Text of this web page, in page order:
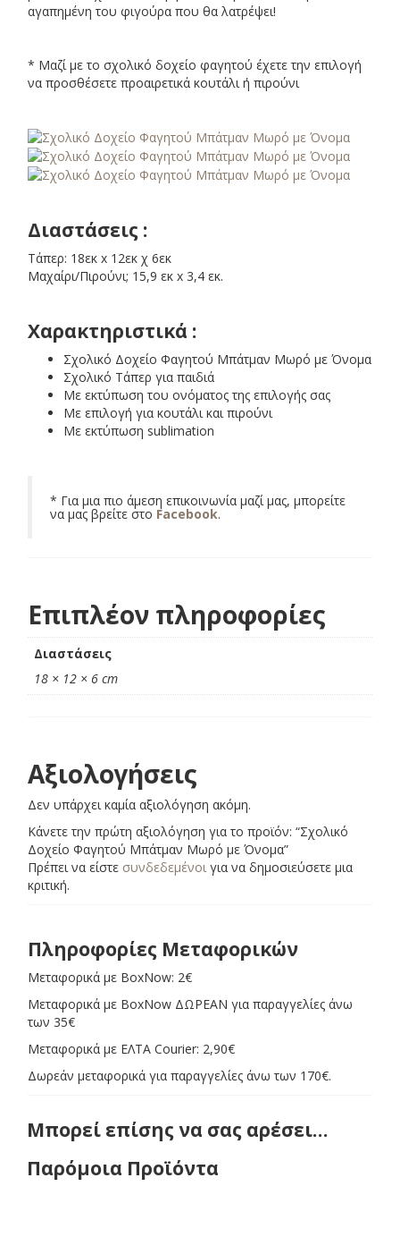
αγαπημένη του φιγούρα που θα λατρέψει!
* Μαζί με το σχολικό δοχείο φαγητού έχετε την επιλογή
να προσθέσετε προαιρετικά κουτάλι ή πιρούνι
Διαστάσεις :
Τάπερ: 18εκ x 12εκ χ 6εκ
Μαχαίρι/Πιρούνι; 15,9 εκ x 3,4 εκ.
Χαρακτηριστικά :
Σχολικό Δοχείο Φαγητού Μπάτμαν Μωρό με Όνομα
Σχολικό Τάπερ για παιδιά
Με εκτύπωση του ονόματος της επιλογής σας
Με επιλογή για κουτάλι και πιρούνι
Με εκτύπωση sublimation
* Για μια πιο άμεση επικοινωνία μαζί μας, μπορείτε
να μας βρείτε στο Facebook.
Επιπλέον πληροφορίες
Διαστάσεις
18 × 12 × 6 cm
Αξιολογήσεις
Δεν υπάρχει καμία αξιολόγηση ακόμη.
Κάνετε την πρώτη αξιολόγηση για το προϊόν: “Σχολικό
Δοχείο Φαγητού Μπάτμαν Μωρό με Όνομα”
Πρέπει να είστε συνδεδεμένοιγια να δημοσιεύσετε μια
κριτική.
Πληροφορίες Μεταφορικών
Μεταφορικά με BoxNow: 2€
Μεταφορικά με BoxNow ΔΩΡΕΑΝ για παραγγελίες άνω
των 35€
Μεταφορικά με ΕΛΤΑ Courier: 2,90€
Δωρεάν μεταφορικά για παραγγελίες άνω των 170€.
Μπορεί επίσης να σας αρέσει…
Παρόμοια Προϊόντα